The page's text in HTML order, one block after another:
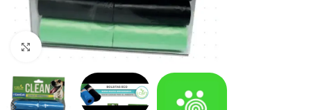
Haga clic para ampliar